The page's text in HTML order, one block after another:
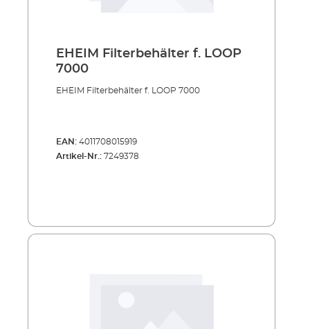
EHEIM Filterbehälter f. LOOP
7000
EHEIM Filterbehälter f. LOOP 7000
EAN: 4011708015919
Artikel-Nr.: 7249378